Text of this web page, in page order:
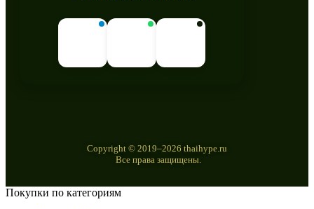
Copyright © 2019–2026 thaihype.ru
Все права защищены.
Покупки по категориям